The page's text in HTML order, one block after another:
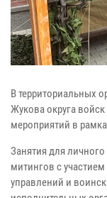
В территориальных
Жукова округа
мероприятий в
Занятия для
митингов с участием
управлений и